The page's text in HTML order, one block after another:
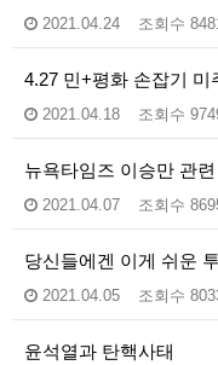
2021.04.24 조회수
4.27 민+평화 손잡기 미
2021.04.18 조회수
뉴욕타임즈 이승만 관
2021.04.07 조회수
당신들에겐 이게 쉬운
2021.04.05 조회수
윤석열과 탄핵사태